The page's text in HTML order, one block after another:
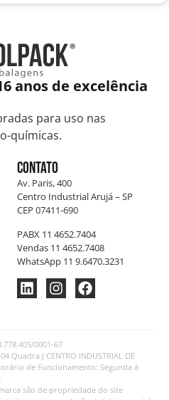
anos de excelência
para uso nas
químicas.
Contato
Av. Paris, 400
Centro Industrial Arujá – SP
CEP 07411-690
PABX 11 4652.7404
Vendas 11 4652.7408
WhatsApp 11 9.6470.3231
0001-67
Quadra J CENTRO INDUSTRIAL DE
de Funcionamento: Segunda à
são de propriedade do site